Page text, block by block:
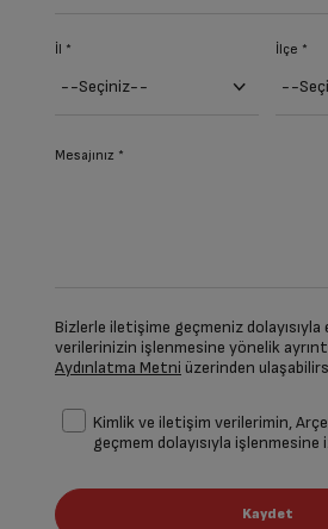
İl * İlçe *
Mesajınız *
Bizlerle iletişime geçmeniz dolayısıyla
verilerinizin işlenmesine yönelik
Aydınlatma Metni üzerinden
Kimlik ve iletişim verilerimin,
geçmem dolayısıyla